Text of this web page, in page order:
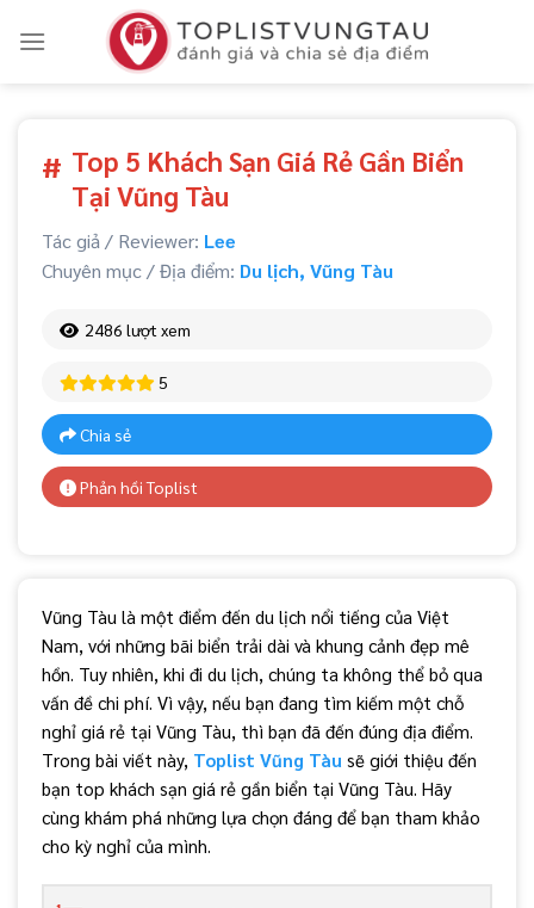
# Top 5 Khách Sạn Giá Rẻ Gần Biển
Tại Vũng Tàu
Tác giả / Reviewer: Lee
Chuyên mục / Địa điểm: Du lịch, Vũng Tàu
2486 lượt xem
5
Chia sẻ
Phản hồi Toplist
Vũng Tàu là một điểm đến du lịch nổi tiếng của Việt
Nam, với những bãi biển trải dài và khung cảnh đẹp mê
hồn. Tuy nhiên, khi đi du lịch, chúng ta không thể bỏ qua
vấn đề chi phí. Vì vậy, nếu bạn đang tìm kiếm một chỗ
nghỉ giá rẻ tại Vũng Tàu, thì bạn đã đến đúng địa điểm.
Trong bài viết này, Toplist Vũng Tàu sẽ giới thiệu đến
bạn top khách sạn giá rẻ gần biển tại Vũng Tàu. Hãy
cùng khám phá những lựa chọn đáng để bạn tham khảo
cho kỳ nghỉ của mình.